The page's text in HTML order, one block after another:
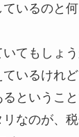
ているのと
いてもしょ
いるけれ
というこ
なのが、